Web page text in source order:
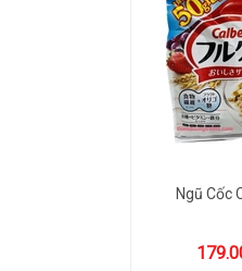
Ngũ Cốc